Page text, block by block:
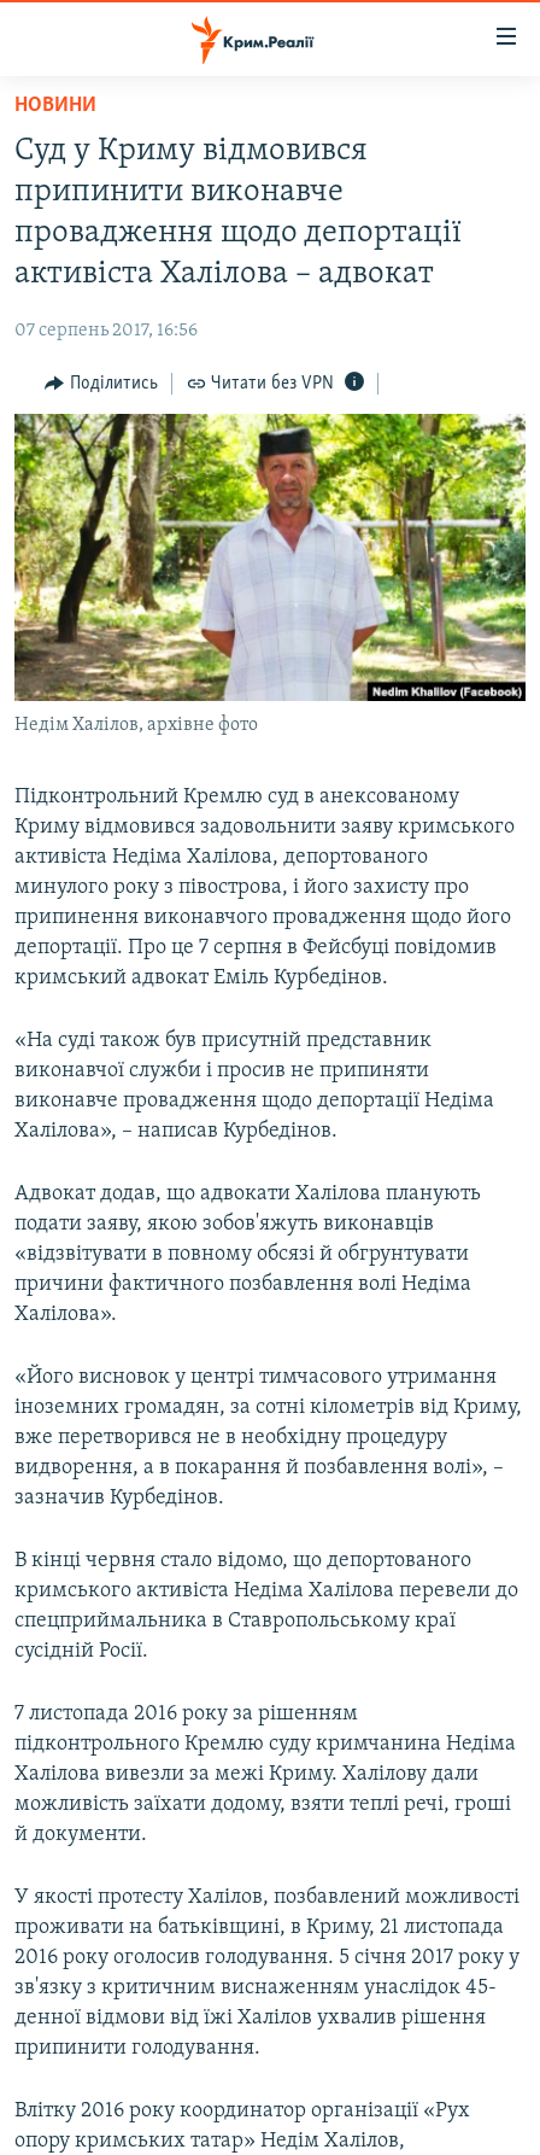
Перейти
основного
матеріалу
Перейти
до
основної
Перейти
пошуку
ВОДА.КРИМ
ВІДЕО ТА ФОТО
ПОЛІТИКА
ПОГЛЯД
ІНТЕРВ'Ю
ВСЕ ЗА ДЕНЬ
СПЕЦПРОЕКТИ
ДЕПОРТАЦІЯ
ВІДЕОУРОКИ «ELIFBE»
СВІДЧЕННЯ ОКУПАЦІЇ
УКРАЇНСЬКА ПРОБЛЕМА КРИМУ
ІНФОГРАФІКА
ЯК ОБІЙТИ БЛОКУВАННЯ
Русский
Qırımtatar
ДОЛУЧАЙСЯ!
Усі сайти RFE/RL
НОВИНИ
Суд у Криму відмовився
припинити виконавче
провадження щодо депортації
активіста Халілова – адвокат
07 серпень 2017, 16:56
Поділитись Читати без VPN
Недім Халілов, архівне фото
Підконтрольний Кремлю суд в анексованому
Криму відмовився задовольнити заяву кримського
активіста Недіма Халілова, депортованого
минулого року з півострова, і його захисту про
припинення виконавчого провадження щодо його
депортації. Про це 7 серпня в Фейсбуці повідомив
кримський адвокат Еміль Курбедінов.
«На суді також був присутній представник
виконавчої служби і просив не припиняти
виконавче провадження щодо депортації Недіма
Халілова», – написав Курбедінов.
Адвокат додав, що адвокати Халілова планують
подати заяву, якою зобов'яжуть виконавців
«відзвітувати в повному обсязі й обгрунтувати
причини фактичного позбавлення волі Недіма
Халілова».
«Його висновок у центрі тимчасового утримання
іноземних громадян, за сотні кілометрів від Криму,
вже перетворився не в необхідну процедуру
видворення, а в покарання й позбавлення волі», –
зазначив Курбедінов.
В кінці червня стало відомо, що депортованого
кримського активіста Недіма Халілова перевели до
спецприймальника в Ставропольському краї
сусідній Росії.
7 листопада 2016 року за рішенням
підконтрольного Кремлю суду кримчанина Недіма
Халілова вивезли за межі Криму. Халілову дали
можливість заїхати додому, взяти теплі речі, гроші
й документи.
У якості протесту Халілов, позбавлений можливості
проживати на батьківщині, в Криму, 21 листопада
2016 року оголосив голодування. 5 січня 2017 року у
зв'язку з критичним виснаженням унаслідок 45-
денної відмови від їжі Халілов ухвалив рішення
припинити голодування.
Влітку 2016 року координатор організації «Рух
опору кримських татар» Недім Халілов,